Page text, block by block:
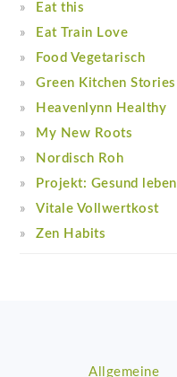
Eat this
Eat Train Love
Food Vegetarisch
Green Kitchen Stories
Heavenlynn Healthy
My New Roots
Nordisch Roh
Projekt: Gesund leben
Vitale Vollwertkost
Zen Habits
Allgemeine